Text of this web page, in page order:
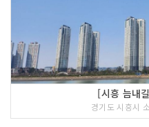
[시흥 늠내
경기도 시흥시